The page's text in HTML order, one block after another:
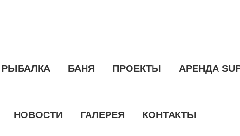
РЫБАЛКА БАНЯ ПРОЕКТЫ АРЕНДА
НОВОСТИ ГАЛЕРЕЯ КОНТАКТЫ